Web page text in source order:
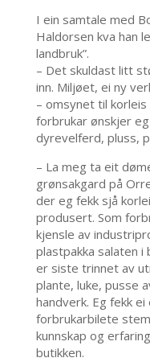
I ein samtale med
Haldorsen kva han
landbruk”.
– Det skuldast litt
inn. Miljøet, ei ny
– omsynet til
forbrukar ønskjer
dyrevelferd, pluss,
– La meg ta eit
grønsakgard på
der eg fekk sjå
produsert. Som
kjensle av
plastpakka salaten i
er siste trinnet av
plante, luke, pusse
handverk. Eg fekk
forbrukarbilete
kunnskap og
butikken.